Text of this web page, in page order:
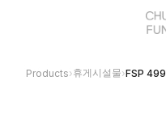
Products›휴게시설물›FSP 499